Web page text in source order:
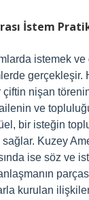
İstem
istemek
gerçekleşir.
çiftin nişan
ve
bir isteğin
sağlar. Kuzey
ise söz ve
kurulan